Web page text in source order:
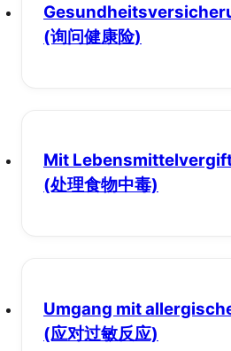
(询问健康险)
Mit
(处理食物中毒)
Umgang mit
(应对过敏反应)